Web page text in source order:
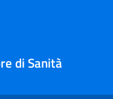
di Sanità